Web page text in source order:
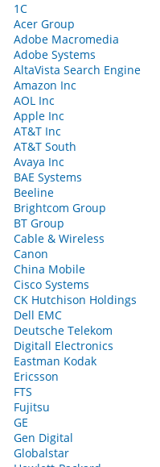
1С
Acer Group
Adobe Macromedia
Adobe Systems
AltaVista Search Engine
Amazon Inc
AOL Inc
Apple Inc
AT&T Inc
AT&T South
Avaya Inc
BAE Systems
Beeline
Brightcom Group
BT Group
Cable & Wireless
Canon
China Mobile
Cisco Systems
CK Hutchison Holdings
Dell EMC
Deutsche Telekom
Digitall Electronics
Eastman Kodak
Ericsson
FTS
Fujitsu
GE
Gen Digital
Globalstar